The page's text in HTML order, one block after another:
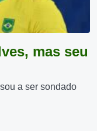
mas seu
a ser sondado